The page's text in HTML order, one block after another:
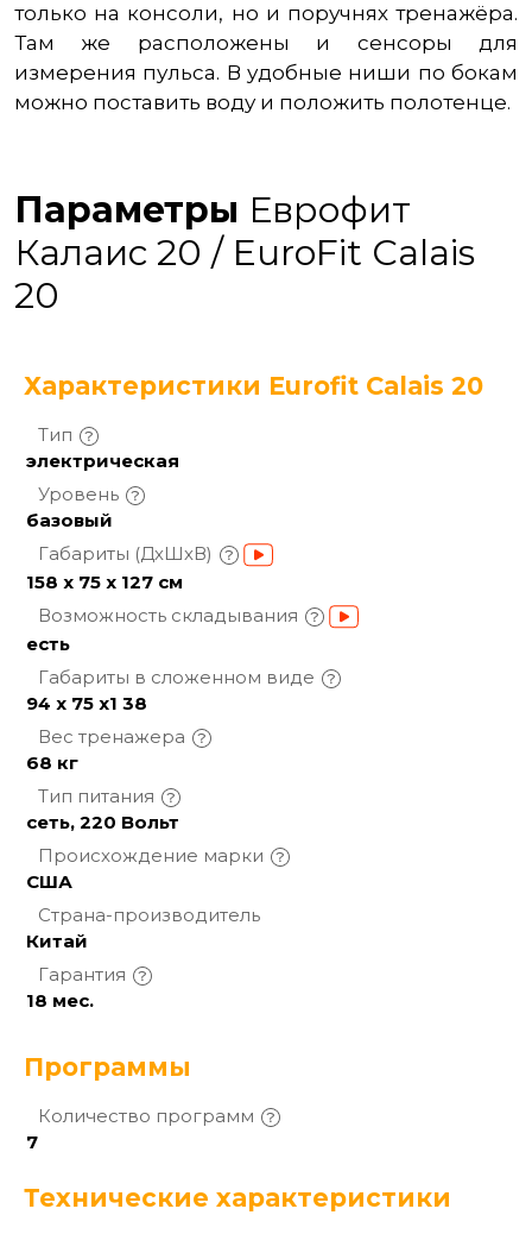
только на консоли, но и поручнях тренажёра.
Там же расположены и сенсоры для
измерения пульса. В удобные ниши по бокам
можно поставить воду и положить полотенце.
Параметры Еврофит
Калаис 20 / EuroFit Сalais
20
Характеристики Eurofit Сalais 20
Тип
электрическая
Уровень
базовый
Габариты (ДхШхВ)
158 x 75 x 127 см
Возможность складывания
есть
Габариты в сложенном виде
94 х 75 х1 38
Вес тренажера
68 кг
Тип питания
сеть, 220 Вольт
Происхождение марки
США
Страна-производитель
Китай
Гарантия
18 мес.
Программы
Количество программ
7
Технические характеристики